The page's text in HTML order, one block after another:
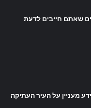
שאתם חייבים לדעת
מעניין על העיר העתיקה